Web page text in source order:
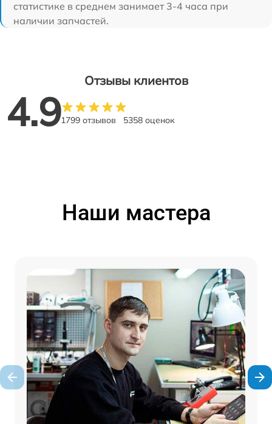
статистике в среднем занимает 3-4 часа при
наличии запчастей.
Отзывы клиентов
4.91799 отзывов 5358 оценок
Наши мастера